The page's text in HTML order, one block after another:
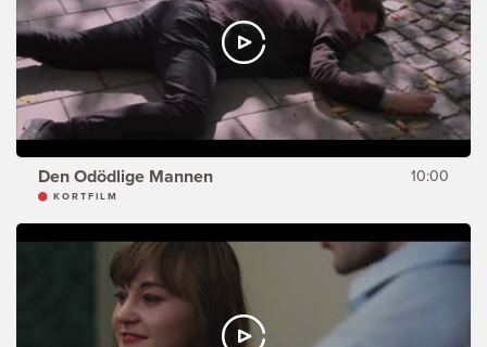
Den Odödlige Mannen 10:00
KORTFILM